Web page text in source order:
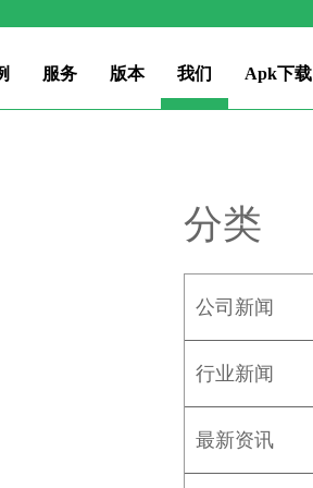
服务 版本 我们 Apk下载
分类
公司新闻
行业新闻
最新资讯